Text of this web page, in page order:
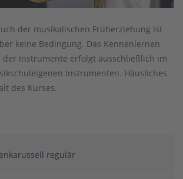
der musikalischen Früherziehung ist
keine Bedingung. Das Kennenlernen
Instrumente erfolgt ausschließlich im
Instrumenten. Häusliches
des Kurses.
regulär